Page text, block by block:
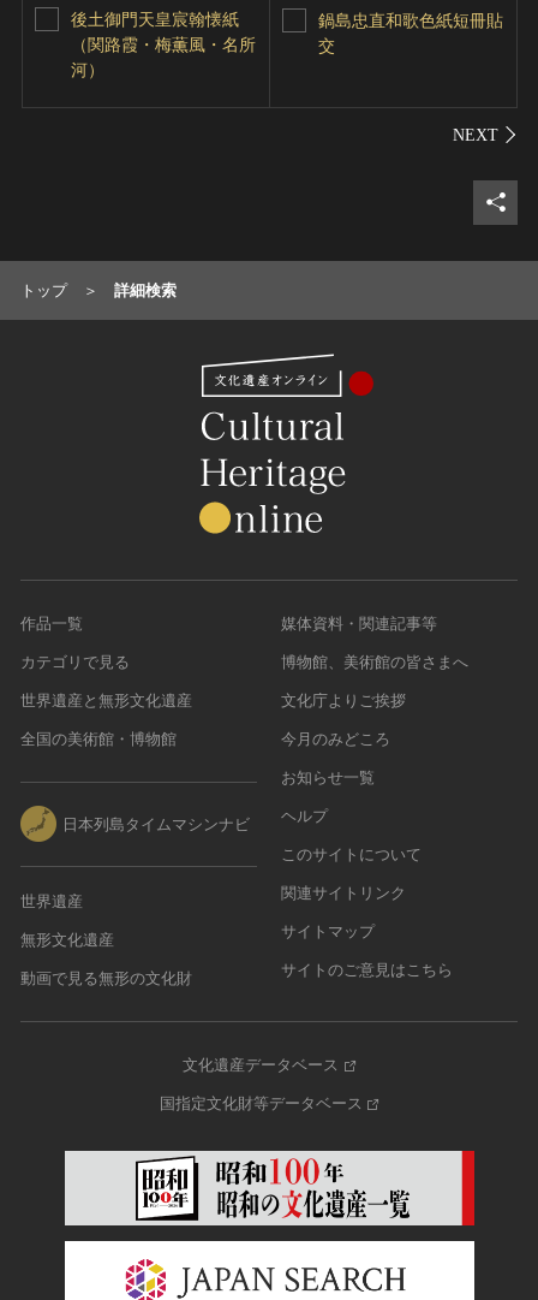
後土御門天皇宸翰懐紙
（関路霞・梅薫風・名所
河）
鍋島忠直和歌色紙短冊貼
交
シェ
トップ 詳細検索
作品一覧
カテゴリで見る
世界遺産と無形文化遺産
全国の美術館・博物館
日本列島タイムマシンナビ
世界遺産
無形文化遺産
動画で見る無形の文化財
媒体資料・関連記事等
博物館、美術館の皆さまへ
文化庁よりご挨拶
今月のみどころ
お知らせ一覧
ヘルプ
このサイトについて
関連サイトリンク
サイトマップ
サイトのご意見はこちら
文化遺産データベース
国指定文化財等データベース